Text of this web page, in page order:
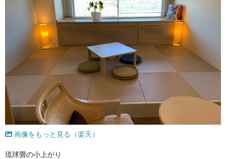
画像をもっと見る（楽天）
琉球畳の小上がり